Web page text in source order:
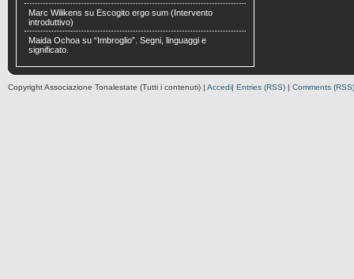
Marc Wilikens su Escogito ergo sum (Intervento
introduttivo)
Maida Ochoa su “Imbroglio”. Segni, linguaggi e
significato.
Copyright Associazione Tonalestate (Tutti i contenuti) | Accedi| Entries (RSS) | Comments (RSS)